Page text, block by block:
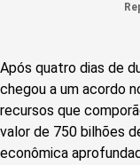
Após quatro dias de
chegou a um acordo
recursos que
valor de 750 bilhões
econômica